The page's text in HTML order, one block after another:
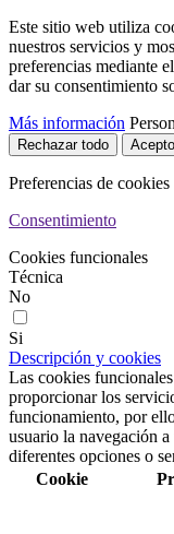
Este sitio web utiliza
nuestros servicios y
preferencias mediante
dar su consentimiento
Más información
Rechazar todo Acepto
Preferencias de cookies
Consentimiento
Cookies funcionales
Técnica
No
Si
Descripción y cookies
Las cookies
proporcionar los
funcionamiento, por
usuario la navegación
diferentes opciones o
Cookie